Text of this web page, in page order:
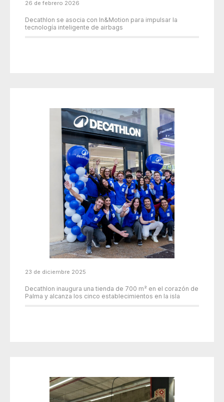
26 de febrero 2026
Decathlon se asocia con In&Motion para impulsar la
tecnología inteligente de airbags
23 de diciembre 2025
Decathlon inaugura una tienda de 700 m² en el corazón de
Palma y alcanza los cinco establecimientos en la isla